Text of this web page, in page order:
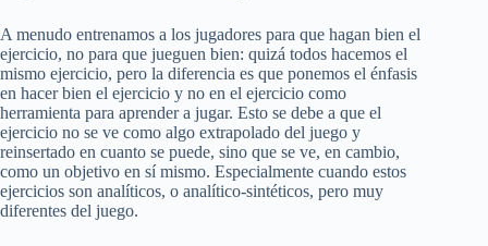
A menudo entrenamos a los jugadores para que hagan bien el
ejercicio, no para que jueguen bien: quizá todos hacemos el
mismo ejercicio, pero la diferencia es que ponemos el énfasis
en hacer bien el ejercicio y no en el ejercicio como
herramienta para aprender a jugar. Esto se debe a que el
ejercicio no se ve como algo extrapolado del juego y
reinsertado en cuanto se puede, sino que se ve, en cambio,
como un objetivo en sí mismo. Especialmente cuando estos
ejercicios son analíticos, o analítico-sintéticos, pero muy
diferentes del juego.